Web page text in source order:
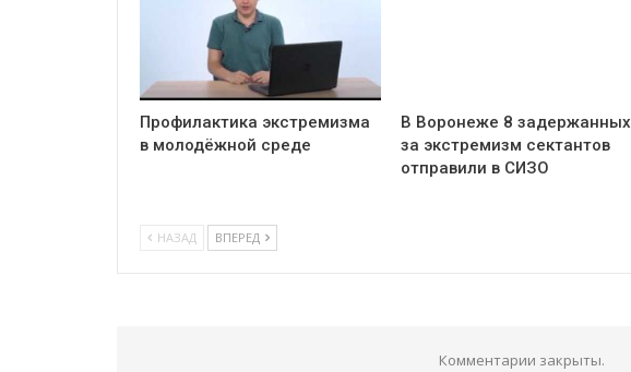
Профилактика экстремизма
в молодёжной среде
В Воронеже 8 задержанных
за экстремизм сектантов
отправили в СИЗО
НАЗАД ВПЕРЕД
Комментарии закрыты.